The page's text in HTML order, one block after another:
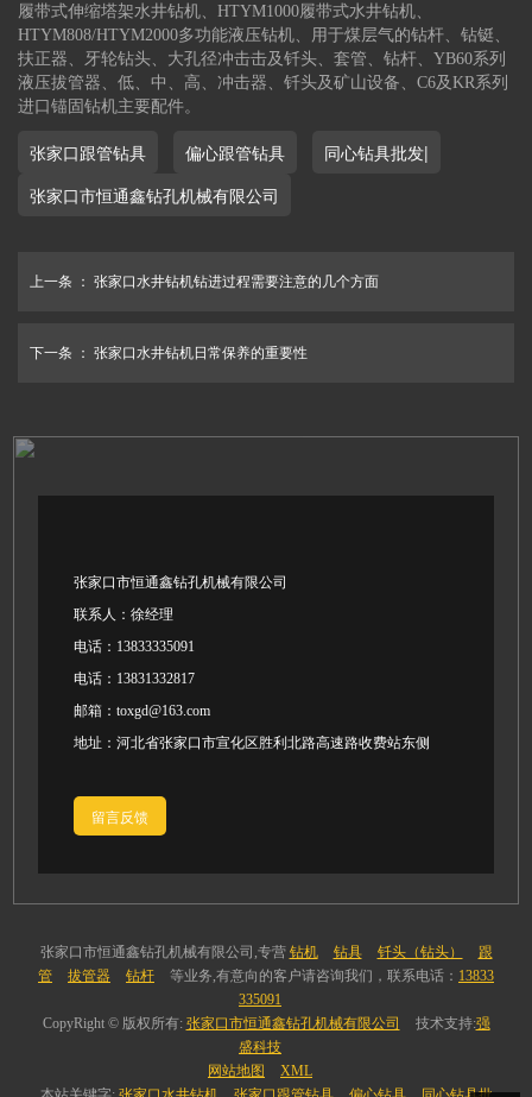
履带式伸缩塔架水井钻机、HTYM1000履带式水井钻机、
HTYM808/HTYM2000多功能液压钻机、用于煤层气的钻杆、钻铤、
扶正器、牙轮钻头、大孔径冲击击及钎头、套管、钻杆、YB60系列
液压拔管器、低、中、高、冲击器、钎头及矿山设备、C6及KR系列
进口锚固钻机主要配件。
张家口跟管钻具 偏心跟管钻具
同心钻具批发|
张家口市恒通鑫钻孔机械有限公司
上一条 ： 张家口水井钻机钻进过程需要注意的几个方面
下一条 ： 张家口水井钻机日常保养的重要性
张家口市恒通鑫钻孔机械有限公司
联系人：徐经理
电话：13833335091
电话：13831332817
邮箱：toxgd@163.com
地址：河北省张家口市宣化区胜利北路高速路收费站东侧
留言反馈
张家口市恒通鑫钻孔机械有限公司,专营 钻机 钻具 钎头（钻头）
跟
管
拔管器 钻杆 等业务,有意向的客户请咨询我们，联系电话： 13833
335091
CopyRight © 版权所有: 张家口市恒通鑫钻孔机械有限公司 技术支持:强
盛科技
网站地图
XML